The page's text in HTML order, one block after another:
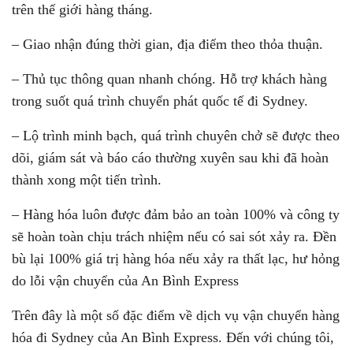
trên thế giới hàng tháng.
– Giao nhận đúng thời gian, địa điểm theo thỏa thuận.
– Thủ tục thông quan nhanh chóng. Hỗ trợ khách hàng
trong suốt quá trình chuyển phát quốc tế đi Sydney.
– Lộ trình minh bạch, quá trình chuyên chở sẽ được theo
dõi, giám sát và báo cáo thường xuyên sau khi đã hoàn
thành xong một tiến trình.
– Hàng hóa luôn được đảm bảo an toàn 100% và công ty
sẽ hoàn toàn chịu trách nhiệm nếu có sai sót xảy ra. Đền
bù lại 100% giá trị hàng hóa nếu xảy ra thất lạc, hư hỏng
do lỗi vận chuyển của An Bình Express
Trên đây là một số đặc điểm về dịch vụ vận chuyển hàng
hóa đi Sydney của An Bình Express. Đến với chúng tôi,